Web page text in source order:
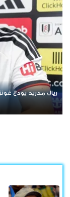
منافس إسباني
الصفقة مقابل 10 ملايين يورو؟